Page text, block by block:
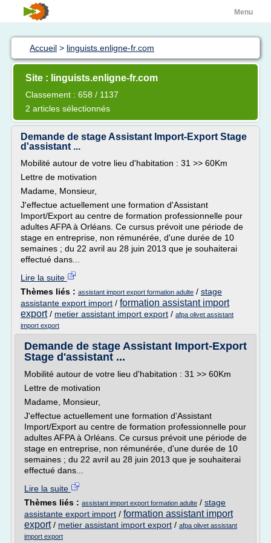
Menu
Accueil > linguists.enligne-fr.com
Site : linguists.enligne-fr.com
Classement : 658 / 1137
2 articles sélectionnés
Demande de stage Assistant Import-Export Stage
d'assistant ...
Mobilité autour de votre lieu d'habitation : 31 >> 60Km
Lettre de motivation
Madame, Monsieur,
J'effectue actuellement une formation d'Assistant
Import/Export au centre de formation professionnelle pour
adultes AFPA à Orléans. Ce cursus prévoit une période de
stage en entreprise, non rémunérée, d'une durée de 10
semaines ; du 22 avril au 28 juin 2013 que je souhaiterai
effectué dans...
Lire la suite
Thèmes liés : assistant import export formation adulte / stage
assistante export import / formation assistant import
export/ metier assistant import export / afpa olivet assistant
import export
Demande de stage Assistant Import-Export
Stage d'assistant ...
Mobilité autour de votre lieu d'habitation : 31 >> 60Km
Lettre de motivation
Madame, Monsieur,
J'effectue actuellement une formation d'Assistant
Import/Export au centre de formation professionnelle pour
adultes AFPA à Orléans. Ce cursus prévoit une période de
stage en entreprise, non rémunérée, d'une durée de 10
semaines ; du 22 avril au 28 juin 2013 que je souhaiterai
effectué dans...
Lire la suite
Thèmes liés : assistant import export formation adulte / stage
assistante export import / formation assistant import
export/ metier assistant import export / afpa olivet assistant
import export